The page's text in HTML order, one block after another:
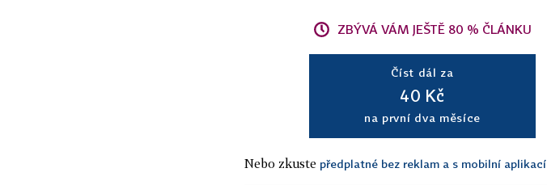
ZBÝVÁ VÁM JEŠTĚ 80 % ČLÁNKU
Číst dál za
40 Kč
na první dva měsíce
Nebo zkuste předplatné bez reklam a s mobilní aplikací